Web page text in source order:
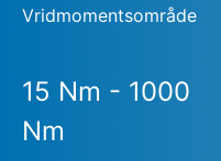
Vridmomentsområde
15 Nm - 1000
Nm